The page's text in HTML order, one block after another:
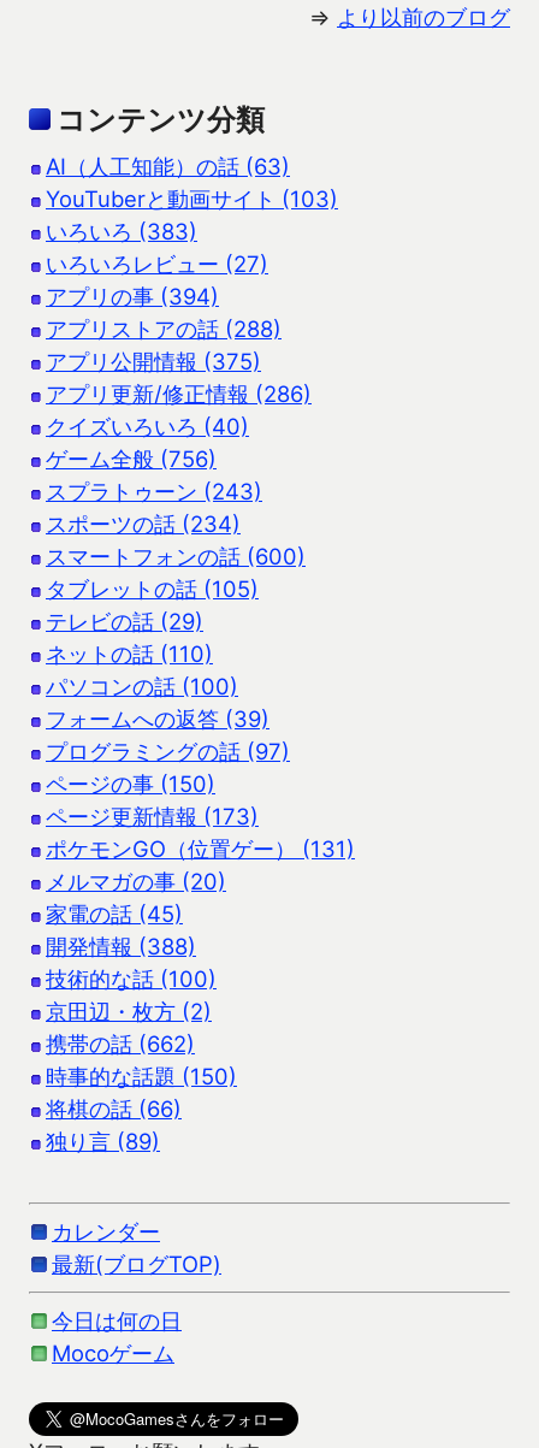
⇒ より以前のブログ
コンテンツ分類
AI（人工知能）の話 (63)
YouTuberと動画サイト (103)
いろいろ (383)
いろいろレビュー (27)
アプリの事 (394)
アプリストアの話 (288)
アプリ公開情報 (375)
アプリ更新/修正情報 (286)
クイズいろいろ (40)
ゲーム全般 (756)
スプラトゥーン (243)
スポーツの話 (234)
スマートフォンの話 (600)
タブレットの話 (105)
テレビの話 (29)
ネットの話 (110)
パソコンの話 (100)
フォームへの返答 (39)
プログラミングの話 (97)
ページの事 (150)
ページ更新情報 (173)
ポケモンGO（位置ゲー） (131)
メルマガの事 (20)
家電の話 (45)
開発情報 (388)
技術的な話 (100)
京田辺・枚方 (2)
携帯の話 (662)
時事的な話題 (150)
将棋の話 (66)
独り言 (89)
カレンダー
最新(ブログTOP)
今日は何の日
Mocoゲーム